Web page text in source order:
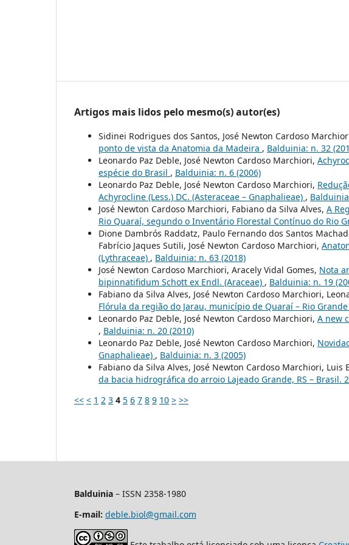
Artigos mais lidos pelo mesmo(s) autor(es)
Sidinei Rodrigues dos Santos, José Newton Cardoso
ponto de vista da Anatomia da Madeira , Balduinia: n. 32
Leonardo Paz Deble, José Newton Cardoso Marchiori,
espécie do Brasil , Balduinia: n. 6 (2006)
Leonardo Paz Deble, José Newton Cardoso Marchiori,
Achyrocline (Less.) DC. (Asteraceae – Gnaphalieae) ,
José Newton Cardoso Marchiori, Fabiano da Silva Alves, A
Rio Quaraí, segundo o Inventário Florestal Contínuo do Rio
Dione Dambrós Raddatz, Paulo Fernando dos Santos
Fabrício Jaques Sutili, José Newton Cardoso Marchiori,
(Lythraceae) , Balduinia: n. 63 (2018)
José Newton Cardoso Marchiori, Aracely Vidal Gomes, Nota
bipinnatifidum Schott ex Endl. (Araceae) , Balduinia: n. 19
Fabiano da Silva Alves, José Newton Cardoso Marchiori,
Flórula da região do Jarau, município de Quaraí – Rio
Leonardo Paz Deble, José Newton Cardoso Marchiori, A new
, Balduinia: n. 20 (2010)
Leonardo Paz Deble, José Newton Cardoso Marchiori,
Gnaphalieae) , Balduinia: n. 3 (2005)
Fabiano da Silva Alves, José Newton Cardoso Marchiori, Luis
da bacia hidrográfica do arroio Lajeado Grande, RS – Brasil.
<< < 1 2 3 4 5 6 7 8 9 10 > >>
Balduinia – ISSN 2358-1980
E-mail: deble.biol@gmail.com